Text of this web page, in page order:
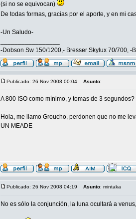
(si no se equivocan)
De todas formas, gracias por el aporte, y en mi
-Un Saludo-
-Dobson Sw 150/1200,- Bresser Skylux 70/700, -
Publicado: 26 Nov 2008 00:04 Asunto:
A 800 ISO como mínimo, y tomas de 3
Hola, me llamo Groucho, perdonen que no me
UN MEADE
Publicado: 26 Nov 2008 04:19 Asunto: mintaka
No es sólo la conjunción, la luna ocultará a